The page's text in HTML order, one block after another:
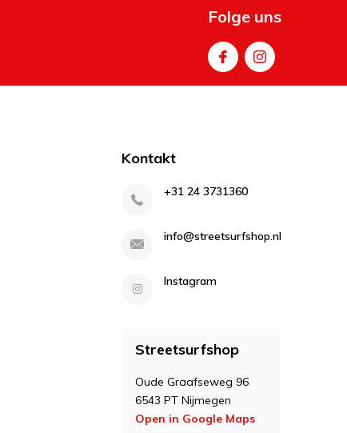
Folge uns
Kontakt
+31 24 3731360
info@streetsurfshop.nl
Instagram
Streetsurfshop
Oude Graafseweg 96
6543 PT Nijmegen
Open in Google Maps